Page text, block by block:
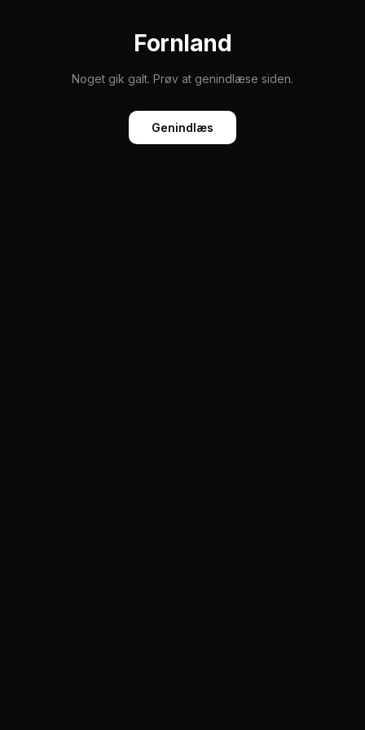
Fornland
Noget gik galt. Prøv at genindlæse siden.
Genindlæs